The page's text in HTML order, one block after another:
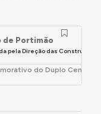
de Portimão
pela Direção das
do Duplo